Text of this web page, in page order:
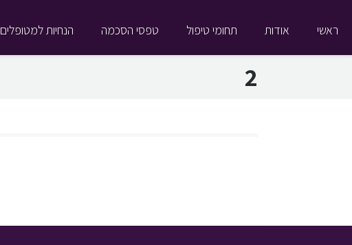
ראשי אודות תחומי טיפול טפסי הסכמה הנחיות למטופלים
2